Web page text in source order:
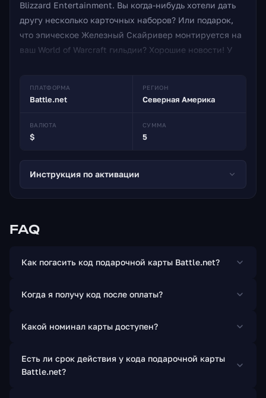
Blizzard Entertainment. Вы когда-нибудь хотели дать
другу несколько карточных наборов? Или подарок,
что эпическое Железный Скайривер монтируется на
ваш World of Warcraft гильдии? Хорошие новости! У
ПЛАТФОРМА
Battle.net
РЕГИОН
Северная Америка
ВАЛЮТА
$
СУММА
5
Инструкция по активации
FAQ
Как погасить код подарочной карты Battle.net?
Когда я получу код после оплаты?
Какой номинал карты доступен?
Есть ли срок действия у кода подарочной карты
Battle.net?